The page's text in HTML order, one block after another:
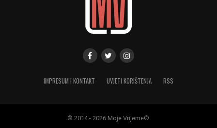
IMPRESUM I KONTAKT UVJETI KORIŠTENJA RSS
© 2014 - 2026 Moje Vrijeme®